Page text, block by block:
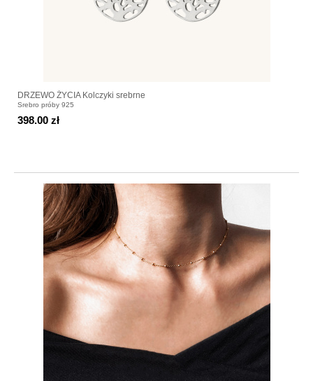
DRZEWO ŻYCIA Kolczyki srebrne
Srebro próby 925
398.00 zł